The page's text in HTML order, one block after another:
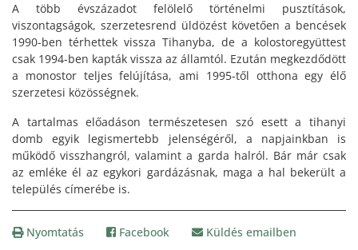
A több évszázadot felölelő történelmi pusztítások,
viszontagságok, szerzetesrend üldözést követően a bencések
1990-ben térhettek vissza Tihanyba, de a kolostoregyüttest
csak 1994-ben kapták vissza az államtól. Ezután megkezdődött
a monostor teljes felújítása, ami 1995-től otthona egy élő
szerzetesi közösségnek.
A tartalmas előadáson természetesen szó esett a tihanyi
domb egyik legismertebb jelenségéről, a napjainkban is
működő visszhangról, valamint a garda halról. Bár már csak
az emléke él az egykori gardázásnak, maga a hal bekerült a
település címerébe is.
Nyomtatás Facebook Küldés emailben